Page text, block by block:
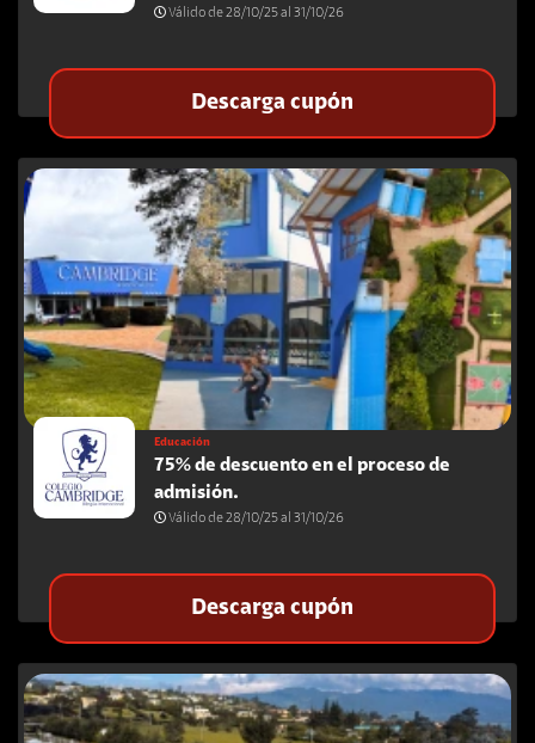
Busca cupones, tiendas, descuentos, ciudades y productos.
Válido de 28/10/25 al 31/10/26
Descarga cupón
Educación
75% de descuento en el proceso de
admisión.
Válido de 28/10/25 al 31/10/26
Descarga cupón